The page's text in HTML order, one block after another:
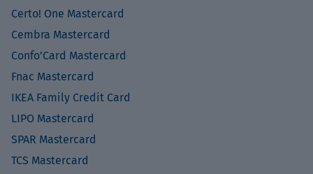
Certo! One Mastercard
Cembra Mastercard
Confo’Card Mastercard
Fnac Mastercard
IKEA Family Credit Card
LIPO Mastercard
SPAR Mastercard
TCS Mastercard